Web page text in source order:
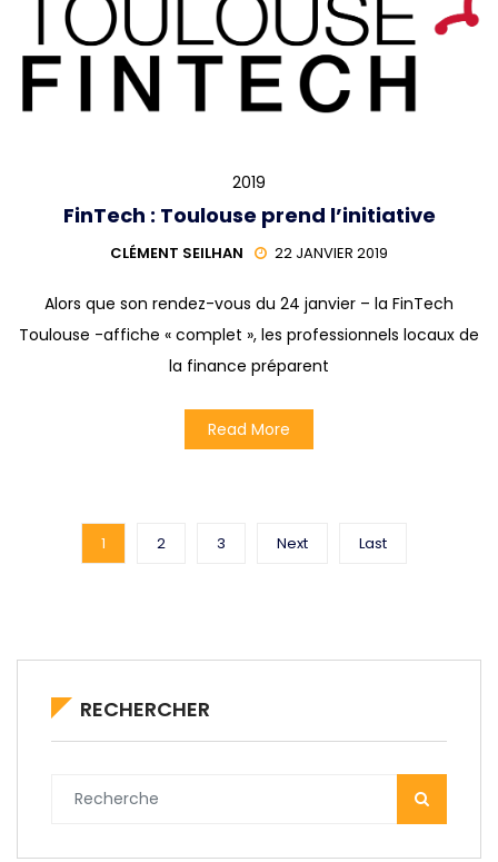
2019
FinTech : Toulouse prend l’initiative
CLÉMENT SEILHAN 22 JANVIER 2019
Alors que son rendez-vous du 24 janvier – la FinTech
Toulouse -affiche « complet », les professionnels locaux de
la finance préparent
Read More
1 2 3 Next Last
RECHERCHER